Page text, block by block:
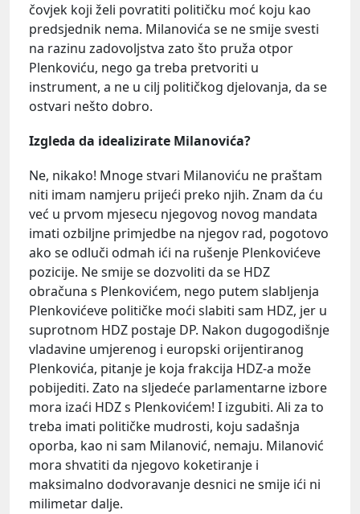
čovjek koji želi povratiti političku moć koju kao
predsjednik nema. Milanovića se ne smije svesti
na razinu zadovoljstva zato što pruža otpor
Plenkoviću, nego ga treba pretvoriti u
instrument, a ne u cilj političkog djelovanja, da se
ostvari nešto dobro.
Izgleda da idealizirate Milanovića?
Ne, nikako! Mnoge stvari Milanoviću ne praštam
niti imam namjeru prijeći preko njih. Znam da ću
već u prvom mjesecu njegovog novog mandata
imati ozbiljne primjedbe na njegov rad, pogotovo
ako se odluči odmah ići na rušenje Plenkovićeve
pozicije. Ne smije se dozvoliti da se HDZ
obračuna s Plenkovićem, nego putem slabljenja
Plenkovićeve političke moći slabiti sam HDZ, jer u
suprotnom HDZ postaje DP. Nakon dugogodišnje
vladavine umjerenog i europski orijentiranog
Plenkovića, pitanje je koja frakcija HDZ-a može
pobijediti. Zato na sljedeće parlamentarne izbore
mora izaći HDZ s Plenkovićem! I izgubiti. Ali za to
treba imati političke mudrosti, koju sadašnja
oporba, kao ni sam Milanović, nemaju. Milanović
mora shvatiti da njegovo koketiranje i
maksimalno dodvoravanje desnici ne smije ići ni
milimetar dalje.